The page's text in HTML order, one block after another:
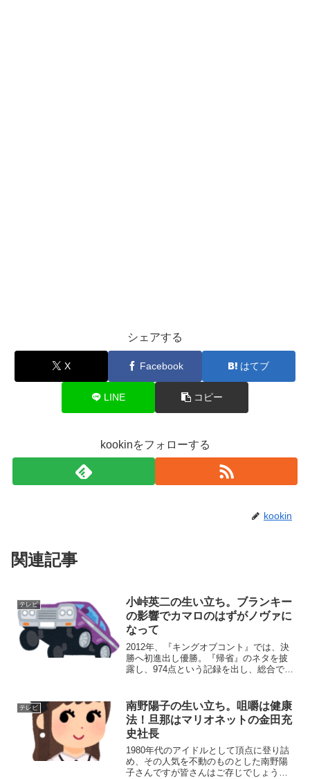
シェアする
X Facebook はてブ
LINE コピー
kookinをフォローする
kookin
関連記事
テレビ
小峠英二の生い立ち。ブランキー
の影響でカマロのはずがノヴァに
なって
2012年、『キングオブコント』では、決
勝へ初進出し優勝。『帰省』のネタを披
露し、974点という記録を出し、総合でも
二が発した「なんて日だ!」というフレー
ズは本人の...
テレビ
南野陽子の生い立ち。咀嚼は健康
法！旦那はマリオネットの金田充
史社長
1980年代のアイドルとして頂点に登り詰
め、その人気を不動のものとした南野陽
子さんですが皆さんはご存じでしょう